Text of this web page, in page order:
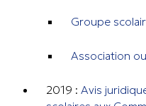
Groupe
Association
2019 : Avis